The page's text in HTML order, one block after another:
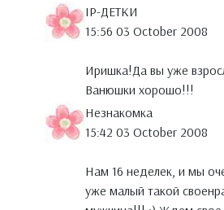
IP-ДЕТКИ
15:56 03 October 2008
Иришка!Да вы уже
Ванюшки хорошо!!!
Незнакомка
15:42 03 October 2008
Нам 16 неделек, и мы
уже малый такой